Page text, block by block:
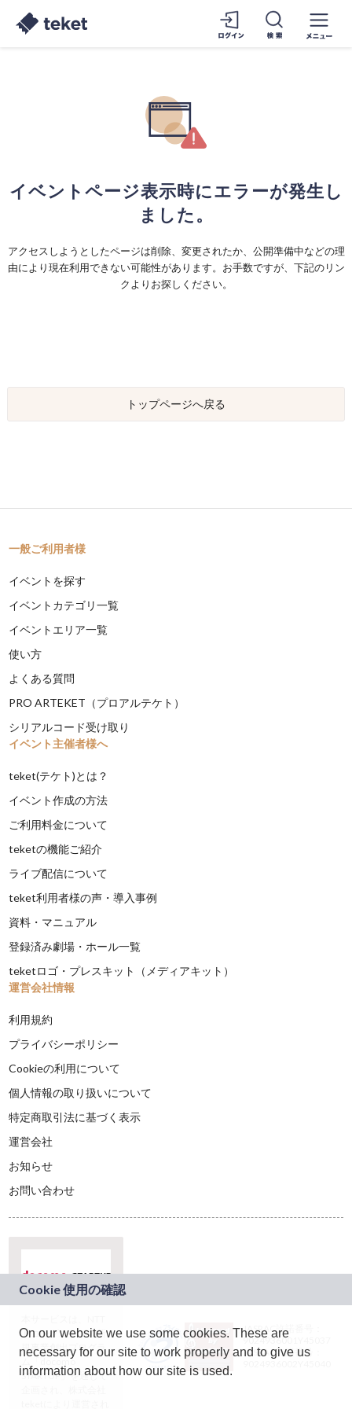
イベントページ表示時にエラーが発生し
ました。
アクセスしようとしたページは削除、変更されたか、公開準備中などの理
由により現在利用できない可能性があります。お手数ですが、下記のリン
クよりお探しください。
トップページへ戻る
一般ご利用者様
イベントを探す
イベントカテゴリ一覧
イベントエリア一覧
使い方
よくある質問
PRO ARTEKET（プロアルテケト）
シリアルコード受け取り
イベント主催者様へ
teket(テケト)とは？
イベント作成の方法
ご利用料金について
teketの機能ご紹介
ライブ配信について
teket利用者様の声・導入事例
資料・マニュアル
登録済み劇場・ホール一覧
teketロゴ・プレスキット（メディアキット）
運営会社情報
利用規約
プライバシーポリシー
Cookieの利用について
個人情報の取り扱いについて
特定商取引法に基づく表示
運営会社
お知らせ
お問い合わせ
ドコモグループの新
規事業創出プログラ
ム「docomo
STARTUP」を通じて
JASRAC許諾番号：
9024936001Y45037
JASRAC許諾番号：
On our website we use some cookies. These are
necessary for our site to work properly and to give us
information about how our site is used.